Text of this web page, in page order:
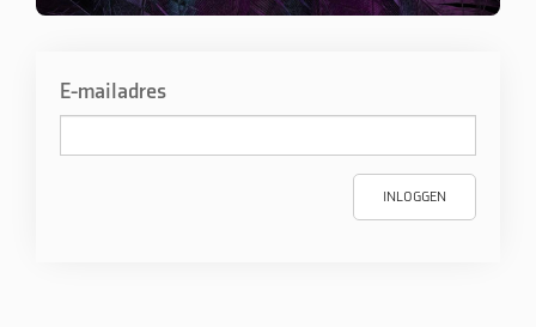
E-mailadres